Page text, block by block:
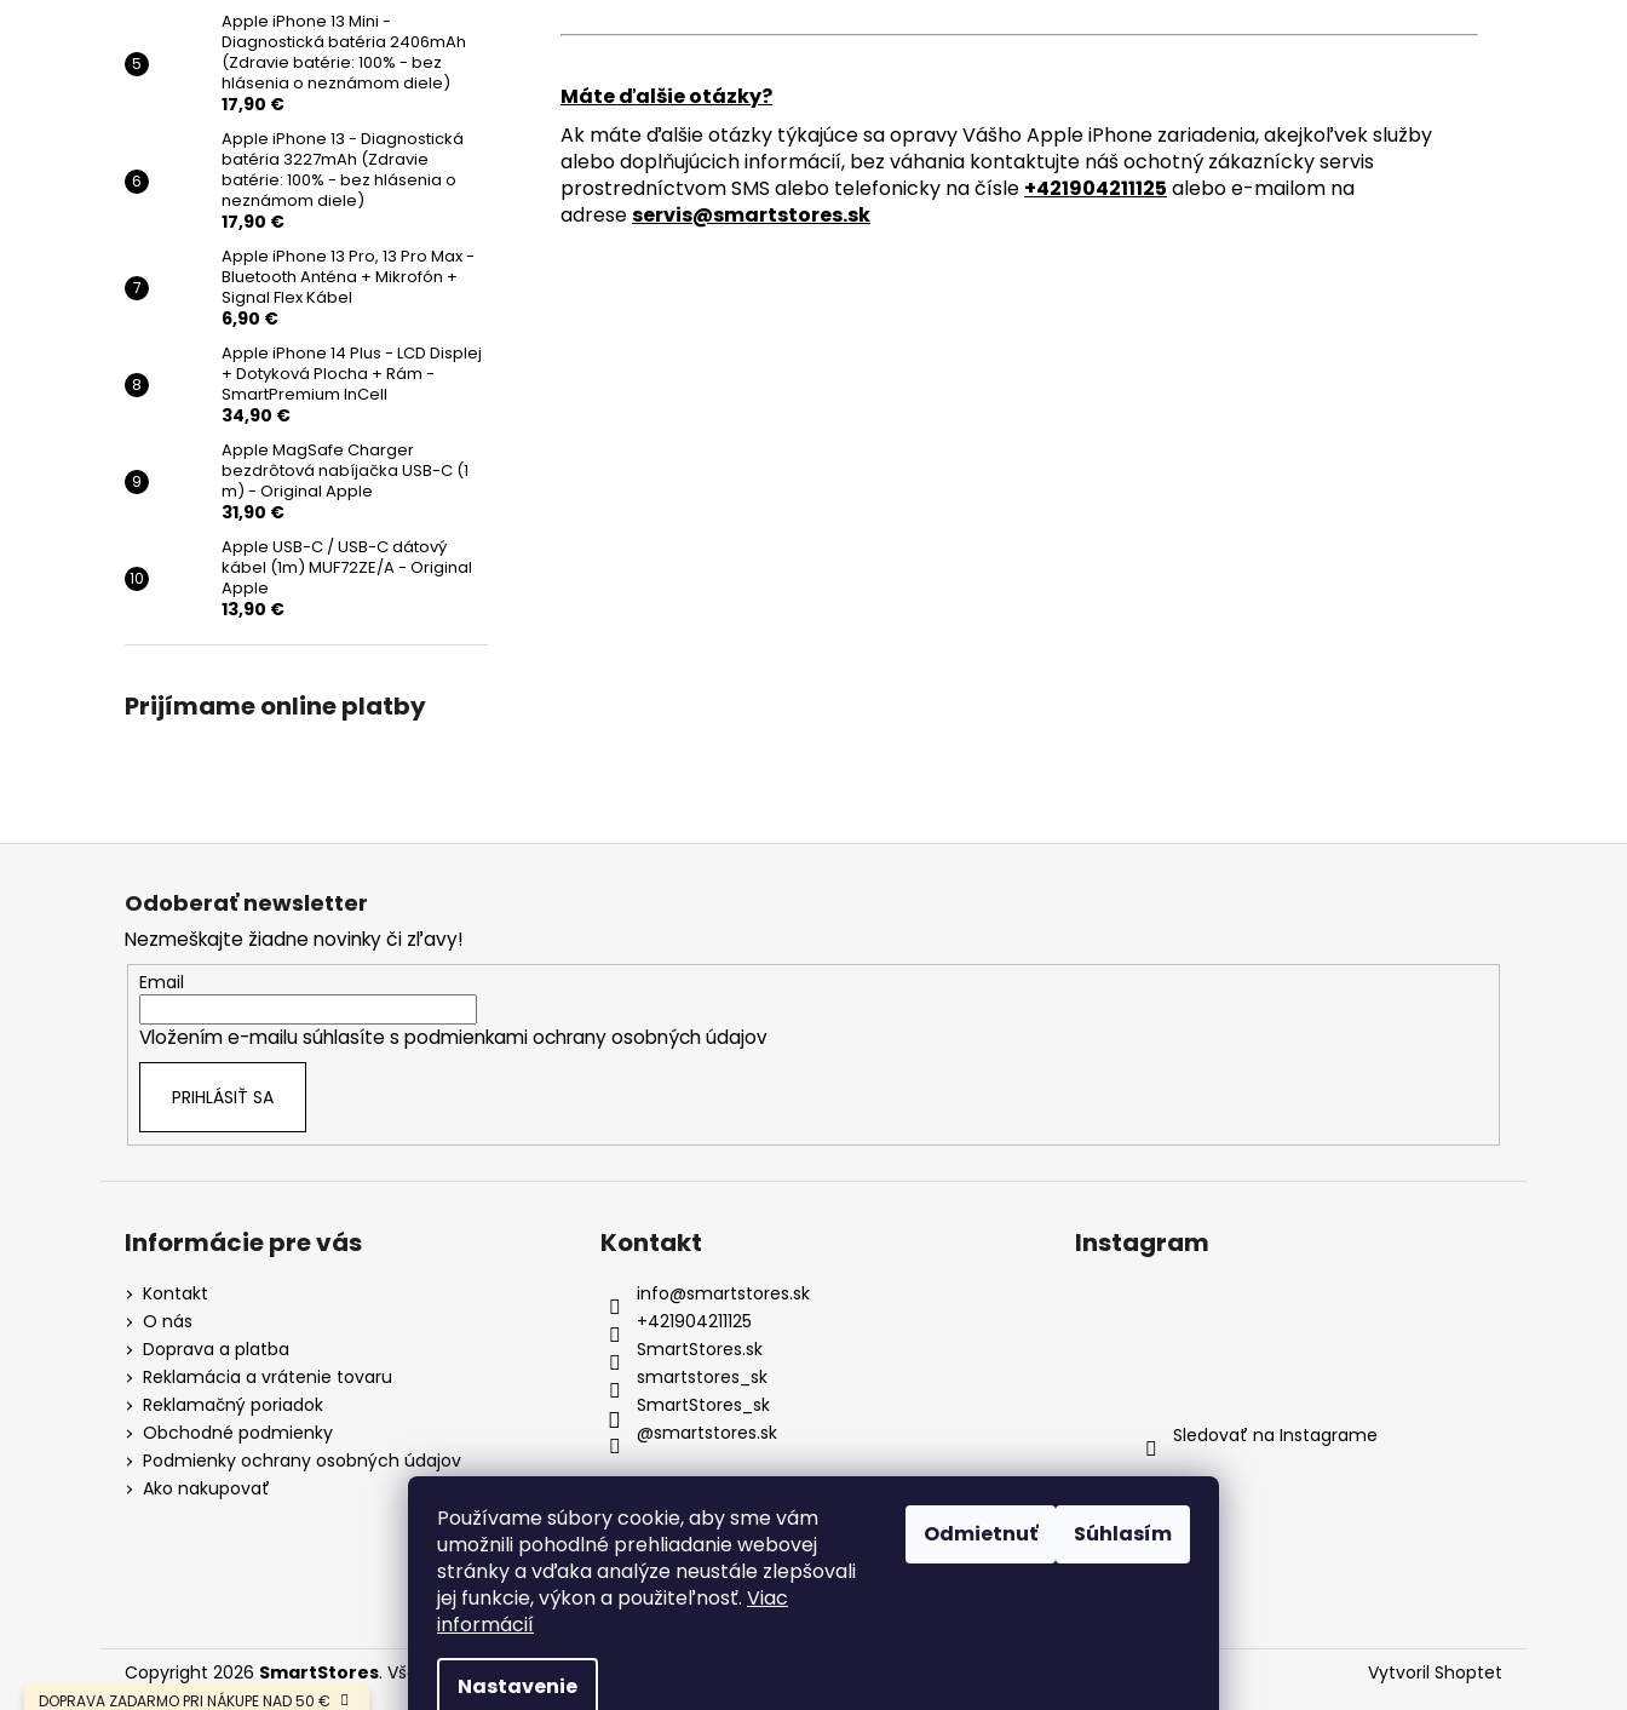
Používame súbory cookie, aby sme vám
umožnili pohodlné prehliadanie webovej
stránky a vďaka analýze neustále zlepšovali
jej funkcie, výkon a použiteľnosť. Viac
informácií
Nastavenie
Odmietnuť Súhlasím
DOPRAVA ZADARMO PRI NÁKUPE NAD 50 €
Apple iPhone 13 Mini -
Diagnostická batéria 2406mAh
(Zdravie batérie: 100% - bez
hlásenia o neznámom diele)
17,90 €
Apple iPhone 13 - Diagnostická
batéria 3227mAh (Zdravie
batérie: 100% - bez hlásenia o
neznámom diele)
17,90 €
Apple iPhone 13 Pro, 13 Pro Max -
Bluetooth Anténa + Mikrofón +
Signal Flex Kábel
6,90 €
Apple iPhone 14 Plus - LCD Displej
+ Dotyková Plocha + Rám -
SmartPremium InCell
34,90 €
Apple MagSafe Charger
bezdrôtová nabíjačka USB-C (1
m) - Original Apple
31,90 €
Apple USB-C / USB-C dátový
kábel (1m) MUF72ZE/A - Original
Apple
13,90 €
Prijímame online platby
Máte ďalšie otázky?
Ak máte ďalšie otázky týkajúce sa opravy Vášho Apple iPhone zariadenia, akejkoľvek služby
alebo doplňujúcich informácií, bez váhania kontaktujte náš ochotný zákaznícky servis
prostredníctvom SMS alebo telefonicky na čísle +421904211125 alebo e-mailom na
adreseservis@smartstores.sk
Z
Odoberať newsletter
Nezmeškajte žiadne novinky či zľavy!
Email
Vložením e-mailu súhlasíte s podmienkami ochrany osobných údajov
PRIHLÁSIŤ SA
Informácie pre vás
Kontakt
O nás
Doprava a platba
Reklamácia a vrátenie tovaru
Reklamačný poriadok
Obchodné podmienky
Podmienky ochrany osobných údajov
Ako nakupovať
Kontakt
info@smartstores.sk
+421904211125
SmartStores.sk
smartstores_sk
SmartStores_sk
@smartstores.sk
Instagram
Sledovať na Instagrame
Vytvoril Shoptet
Copyright 2026 SmartStores. Všetky práva vyhradené.